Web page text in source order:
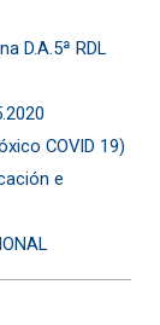
D.A.5ª RDL
COVID 19)
e